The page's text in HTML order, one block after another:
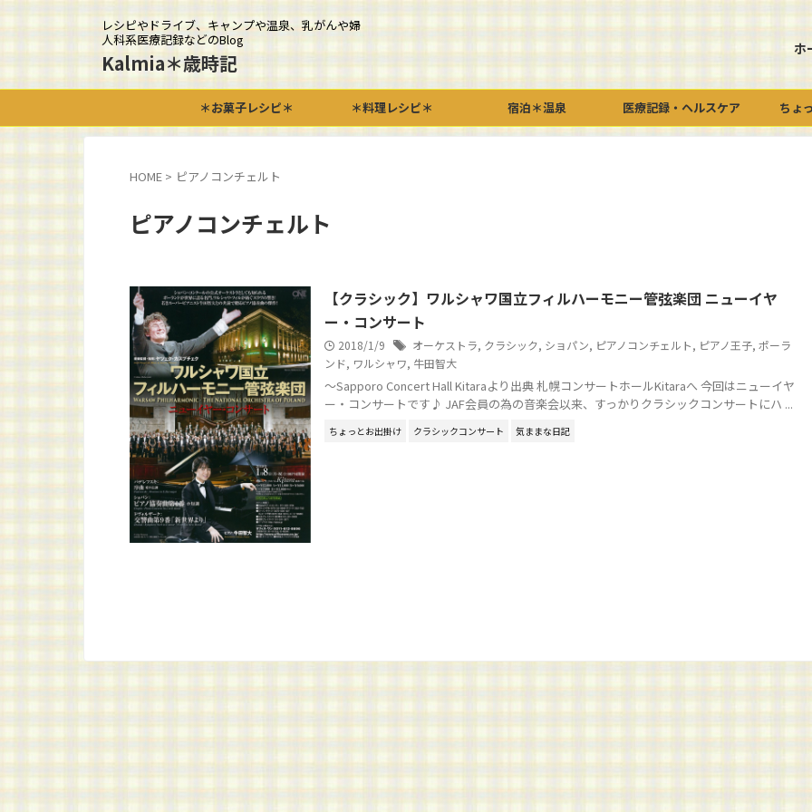
レシピやドライブ、キャンプや温泉、乳がんや婦
人科系医療記録などのBlog
Kalmia＊歳時記
ホ
＊お菓子レシピ＊ ＊料理レシピ＊ 宿泊＊温泉 医療記録・ヘルスケア ちょ
HOME > ピアノコンチェルト
ピアノコンチェルト
【クラシック】ワルシャワ国立フィルハーモニー管弦楽団 ニューイヤ
ー・コンサート
2018/1/9 オーケストラ, クラシック, ショパン, ピアノコンチェルト, ピアノ王子, ポーラ
ンド, ワルシャワ, 牛田智大
～Sapporo Concert Hall Kitaraより出典 札幌コンサートホールKitaraへ 今回はニューイヤ
ー・コンサートです♪ JAF会員の為の音楽会以来、すっかりクラシックコンサートにハ ...
ちょっとお出掛け クラシックコンサート 気ままな日記